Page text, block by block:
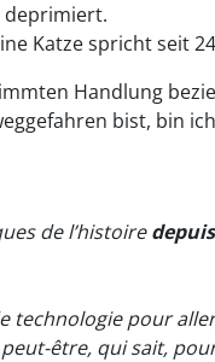
deprimiert.
Katze spricht seit
Handlung
bist, bin
de l’histoiredepuis
technologie pour
être, qui sait,